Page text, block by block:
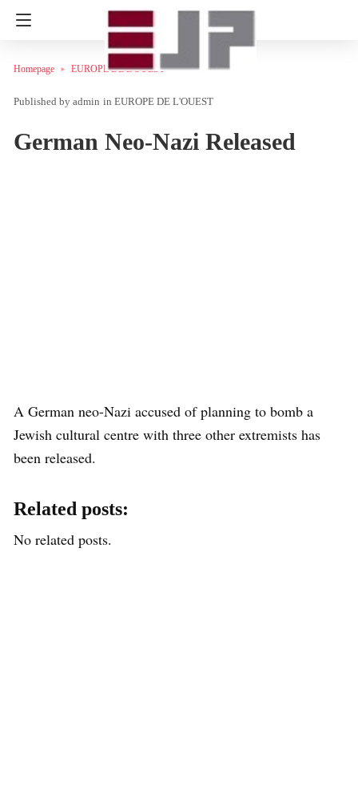
Homepage EUROPE DE L'OUEST
admin in EUROPE DE L'OUEST
German Neo-Nazi Released
A German neo-Nazi accused of planning to bomb a
Jewish cultural centre with three other extremists has
been released.
Related posts:
No related posts.